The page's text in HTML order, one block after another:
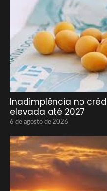
Inadimplência no
elevada até 2027
6 de agosto de 2026